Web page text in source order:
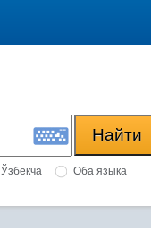
Ўзбекча Оба языка